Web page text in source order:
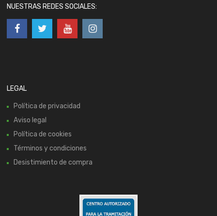
NUESTRAS REDES SOCIALES:
LEGAL
Política de privacidad
Aviso legal
Política de cookies
Términos y condiciones
Desistimiento de compra